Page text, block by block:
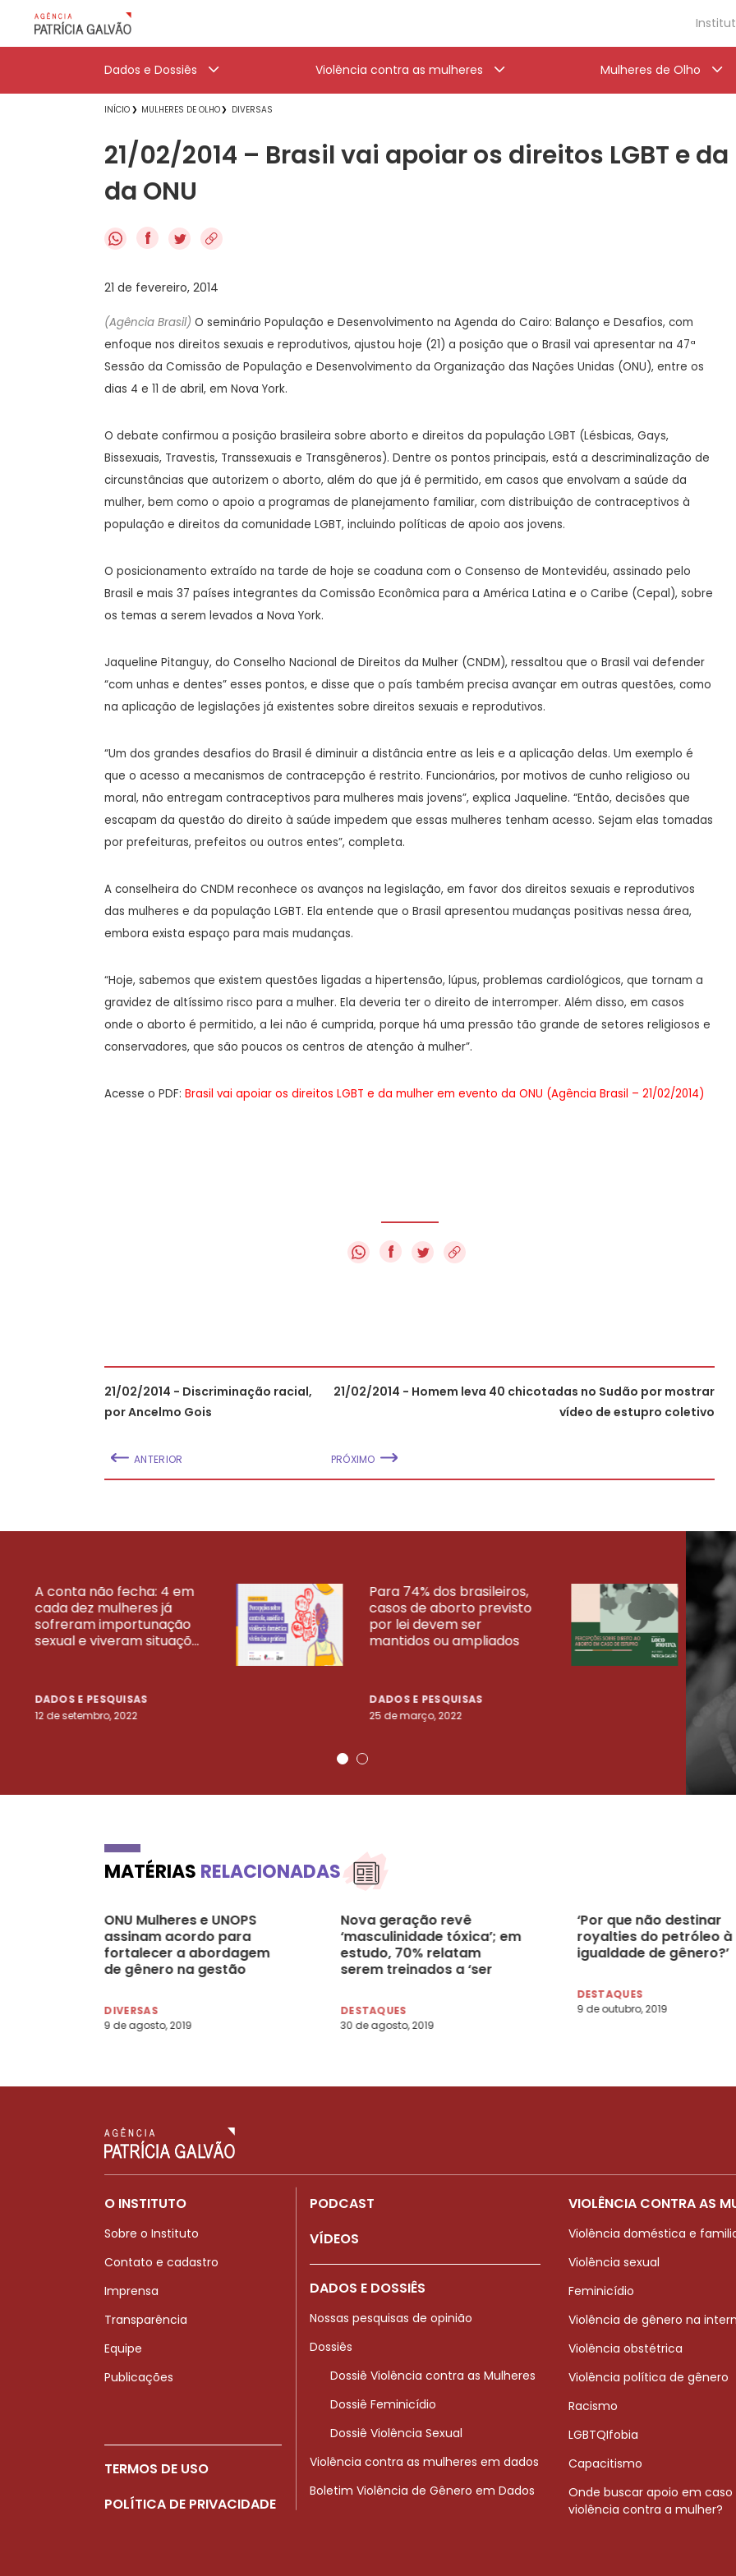
Dados e Dossiês Violência contra as mulheres Mulheres de Olho
INÍCIO MULHERES DE OLHO DIVERSAS
21/02/2014 – Brasil vai apoiar os direitos LGBT e
da ONU
f
21 de fevereiro, 2014
(Agência Brasil) O seminário População e Desenvolvimento na Agenda do Cairo: Balanço e Desafios, com
enfoque nos direitos sexuais e reprodutivos, ajustou hoje (21) a posição que o Brasil vai apresentar na 47ª
Sessão da Comissão de População e Desenvolvimento da Organização das Nações Unidas (ONU), entre os
dias 4 e 11 de abril, em Nova York.
O debate confirmou a posição brasileira sobre aborto e direitos da população LGBT (Lésbicas, Gays,
Bissexuais, Travestis, Transsexuais e Transgêneros). Dentre os pontos principais, está a descriminalização de
circunstâncias que autorizem o aborto, além do que já é permitido, em casos que envolvam a saúde da
mulher, bem como o apoio a programas de planejamento familiar, com distribuição de contraceptivos à
população e direitos da comunidade LGBT, incluindo políticas de apoio aos jovens.
O posicionamento extraído na tarde de hoje se coaduna com o Consenso de Montevidéu, assinado pelo
Brasil e mais 37 países integrantes da Comissão Econômica para a América Latina e o Caribe (Cepal), sobre
os temas a serem levados a Nova York.
Jaqueline Pitanguy, do Conselho Nacional de Direitos da Mulher (CNDM), ressaltou que o Brasil vai defender
“com unhas e dentes” esses pontos, e disse que o país também precisa avançar em outras questões, como
na aplicação de legislações já existentes sobre direitos sexuais e reprodutivos.
“Um dos grandes desafios do Brasil é diminuir a distância entre as leis e a aplicação delas. Um exemplo é
que o acesso a mecanismos de contracepção é restrito. Funcionários, por motivos de cunho religioso ou
moral, não entregam contraceptivos para mulheres mais jovens”, explica Jaqueline. “Então, decisões que
escapam da questão do direito à saúde impedem que essas mulheres tenham acesso. Sejam elas tomadas
por prefeituras, prefeitos ou outros entes”, completa.
A conselheira do CNDM reconhece os avanços na legislação, em favor dos direitos sexuais e reprodutivos
das mulheres e da população LGBT. Ela entende que o Brasil apresentou mudanças positivas nessa área,
embora exista espaço para mais mudanças.
“Hoje, sabemos que existem questões ligadas a hipertensão, lúpus, problemas cardiológicos, que tornam a
gravidez de altíssimo risco para a mulher. Ela deveria ter o direito de interromper. Além disso, em casos
onde o aborto é permitido, a lei não é cumprida, porque há uma pressão tão grande de setores religiosos e
conservadores, que são poucos os centros de atenção à mulher”.
Acesse o PDF: Brasil vai apoiar os direitos LGBT e da mulher em evento da ONU (Agência Brasil – 21/02/2014)
f
21/02/2014 - Discriminação racial,
por Ancelmo Gois
ANTERIOR
21/02/2014 - Homem leva 40 chicotadas no Sudão por mostrar
vídeo de estupro coletivo
PRÓXIMO
A conta não fecha: 4 em
cada dez mulheres já
sofreram importunação
sexual e viveram situaçõ...
DADOS E PESQUISAS
12 de setembro, 2022
Para 74% dos brasileiros,
casos de aborto previsto
por lei devem ser
mantidos ou ampliados
DADOS E PESQUISAS
25 de março, 2022
23
VEJA MAIS PESQUISAS
MATÉRIAS RELACIONADAS
ONU Mulheres e UNOPS
assinam acordo para
fortalecer a abordagem
de gênero na gestão
DIVERSAS
9 de agosto, 2019
Nova geração revê
‘masculinidade tóxica’; em
estudo, 70% relatam
serem treinados a ‘ser
DESTAQUES
30 de agosto, 2019
‘Por que não destinar
royalties do petróleo à
igualdade de gênero?’
DESTAQUES
9 de outubro, 2019
O INSTITUTO
Sobre o Instituto
Contato e cadastro
Imprensa
Transparência
Equipe
Publicações
TERMOS DE USO
POLÍTICA DE PRIVACIDADE
PODCAST
VÍDEOS
DADOS E DOSSIÊS
Nossas pesquisas de opinião
Dossiês
Dossiê Violência contra as Mulheres
Dossiê Feminicídio
Dossiê Violência Sexual
Violência contra as mulheres em dados
Boletim Violência de Gênero em Dados
VIOLÊNCIA CONTRA AS
Violência doméstica e
Violência sexual
Feminicídio
Violência de gênero na
Violência obstétrica
Violência política de gênero
Racismo
LGBTQIfobia
Capacitismo
Onde buscar apoio em caso
violência contra a mulher?